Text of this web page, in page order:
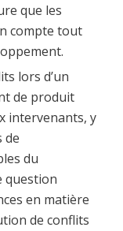
que les
compte tout
lors d’un
de produit
intervenants, y
de
du
question
en matière
de conflits